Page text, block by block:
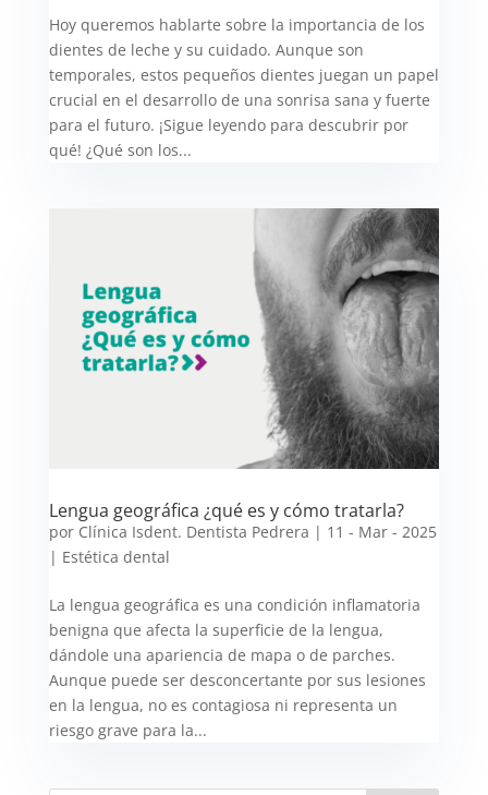
Hoy queremos hablarte sobre la importancia de los
dientes de leche y su cuidado. Aunque son
temporales, estos pequeños dientes juegan un papel
crucial en el desarrollo de una sonrisa sana y fuerte
para el futuro. ¡Sigue leyendo para descubrir por
qué! ¿Qué son los...
Lengua geográfica ¿qué es y cómo tratarla?
por Clínica Isdent. Dentista Pedrera | 11 - Mar - 2025
| Estética dental
La lengua geográfica es una condición inflamatoria
benigna que afecta la superficie de la lengua,
dándole una apariencia de mapa o de parches.
Aunque puede ser desconcertante por sus lesiones
en la lengua, no es contagiosa ni representa un
riesgo grave para la...